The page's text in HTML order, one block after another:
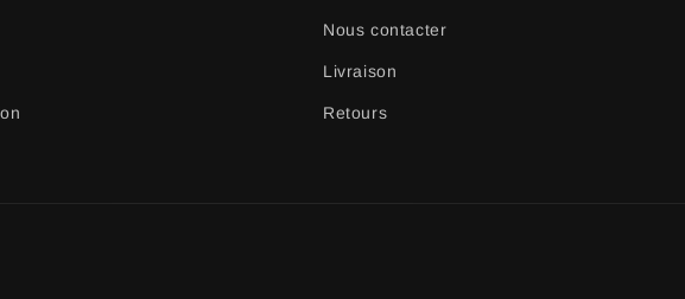
Nous contacter
Livraison
Retours